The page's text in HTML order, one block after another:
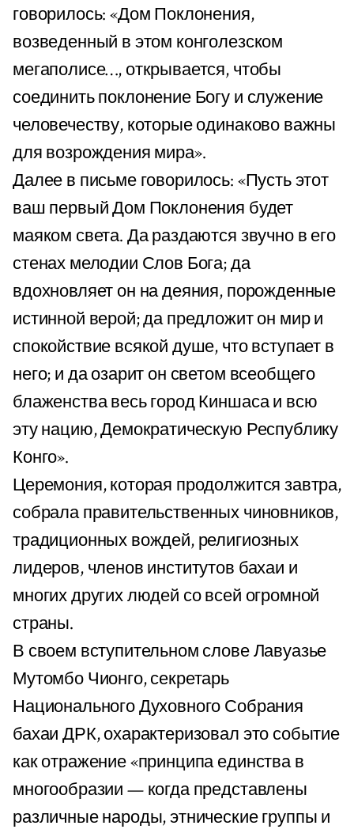
говорилось: «Дом Поклонения,
возведенный в этом конголезском
мегаполисе…, открывается, чтобы
соединить поклонение Богу и служение
человечеству, которые одинаково важны
для возрождения мира».
Далее в письме говорилось: «Пусть этот
ваш первый Дом Поклонения будет
маяком света. Да раздаются звучно в его
стенах мелодии Слов Бога; да
вдохновляет он на деяния, порожденные
истинной верой; да предложит он мир и
спокойствие всякой душе, что вступает в
него; и да озарит он светом всеобщего
блаженства весь город Киншаса и всю
эту нацию, Демократическую Республику
Конго».
Церемония, которая продолжится завтра,
собрала правительственных чиновников,
традиционных вождей, религиозных
лидеров, членов институтов бахаи и
многих других людей со всей огромной
страны.
В своем вступительном слове Лавуазье
Мутомбо Чионго, секретарь
Национального Духовного Собрания
бахаи ДРК, охарактеризовал это событие
как отражение «принципа единства в
многообразии — когда представлены
различные народы, этнические группы и